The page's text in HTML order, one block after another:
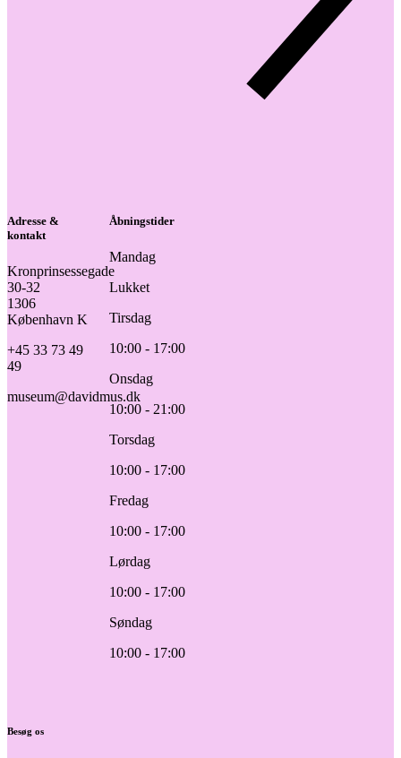
Adresse &
kontakt
Kronprinsessegade
30-32
1306
København K
+45 33 73 49
49
museum@davidmus.dk
Åbningstider
Mandag
Lukket
Tirsdag
10:00 - 17:00
Onsdag
10:00 - 21:00
Torsdag
10:00 - 17:00
Fredag
10:00 - 17:00
Lørdag
10:00 - 17:00
Søndag
10:00 - 17:00
Besøg os